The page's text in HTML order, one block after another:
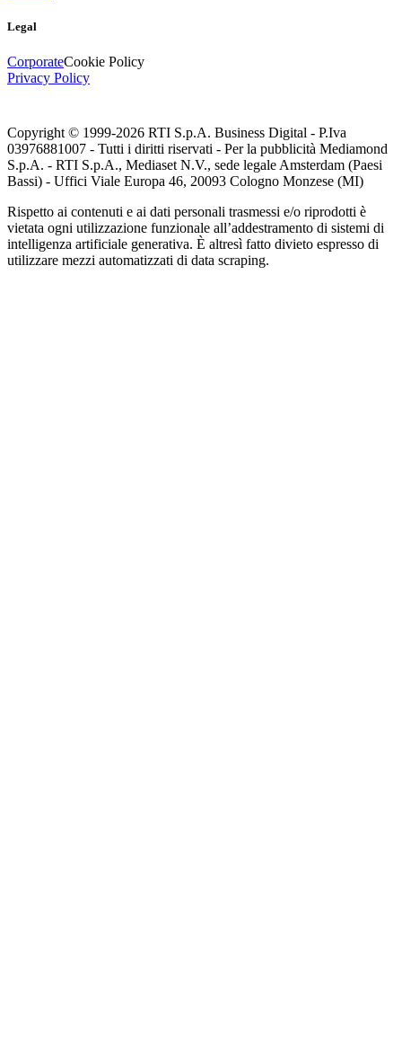
Legal
CorporateCookie Policy
Privacy Policy
Copyright © 1999-2026 RTI S.p.A. Business Digital - P.Iva
03976881007 - Tutti i diritti riservati - Per la pubblicità Mediamond
S.p.A. - RTI S.p.A., Mediaset N.V., sede legale Amsterdam (Paesi
Bassi) - Uffici Viale Europa 46, 20093 Cologno Monzese (MI)
Rispetto ai contenuti e ai dati personali trasmessi e/o riprodotti è
vietata ogni utilizzazione funzionale all’addestramento di sistemi di
intelligenza artificiale generativa. È altresì fatto divieto espresso di
utilizzare mezzi automatizzati di data scraping.